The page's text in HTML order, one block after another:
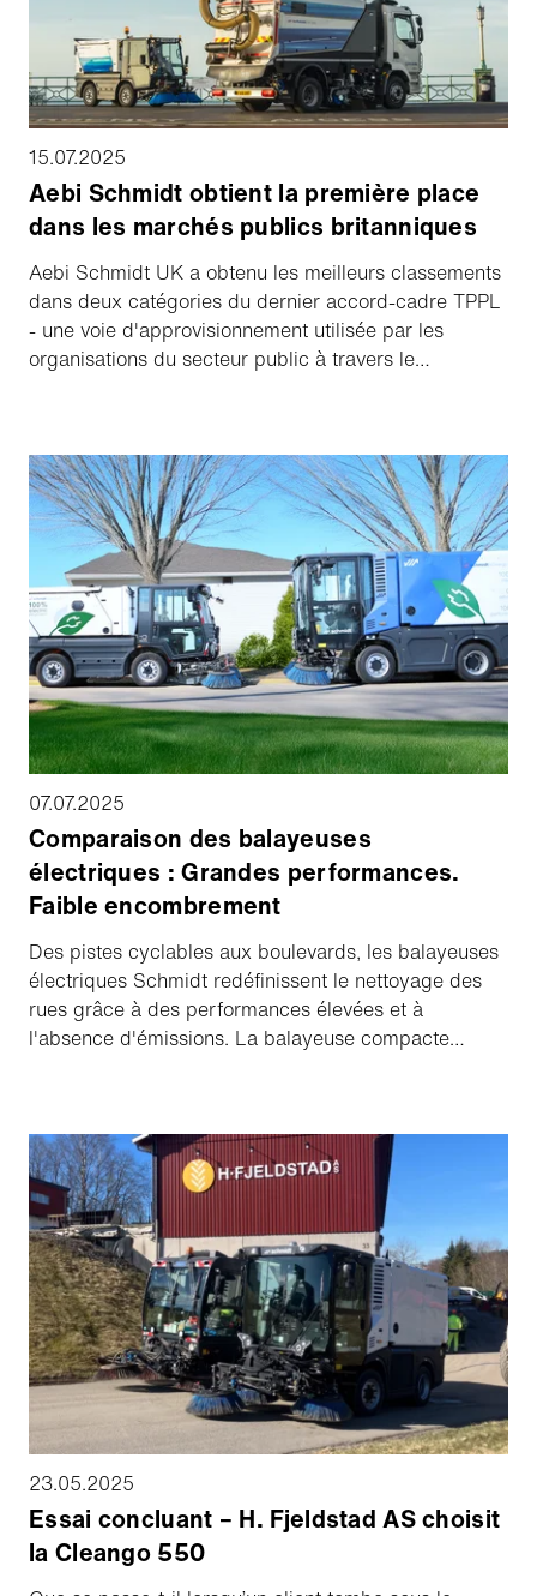
15.07.2025
Aebi Schmidt obtient la première place
dans les marchés publics britanniques
Aebi Schmidt UK a obtenu les meilleurs classements
dans deux catégories du dernier accord-cadre TPPL
- une voie d'approvisionnement utilisée par les
organisations du secteur public à travers le
l'échelle nationale.
07.07.2025
Comparaison des balayeuses
électriques : Grandes performances.
Faible encombrement
Des pistes cyclables aux boulevards, les balayeuses
électriques Schmidt redéfinissent le nettoyage des
rues grâce à des performances élevées et à
l'absence d'émissions. La balayeuse compacte
des rues propres, un air pur et un fonctionnement
silencieux et fiable. Avec des certifications PM10 et
PM2.5 à la pointe de l'industrie, elles prouvent qu'il
n'est pas nécessaire d'utiliser des combustibles
fossiles pour s'attaquer à des tâches de balayage
difficiles, et montrent qu'être écologique ne signifie
pas ralentir. Découvrez quelle balayeuse convient le
mieux à vos rues.
23.05.2025
Essai concluant – H. Fjeldstad AS choisit
la Cleango 550